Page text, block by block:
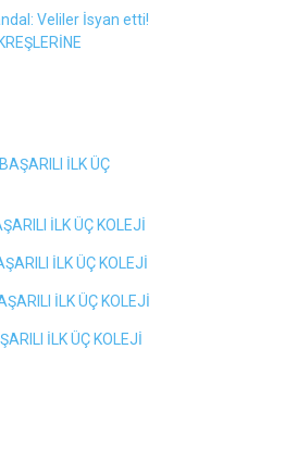
Veliler İsyan etti!
İLK ÜÇ
İLK ÜÇ KOLEJİ
İLK ÜÇ KOLEJİ
İLK ÜÇ KOLEJİ
İLK ÜÇ KOLEJİ